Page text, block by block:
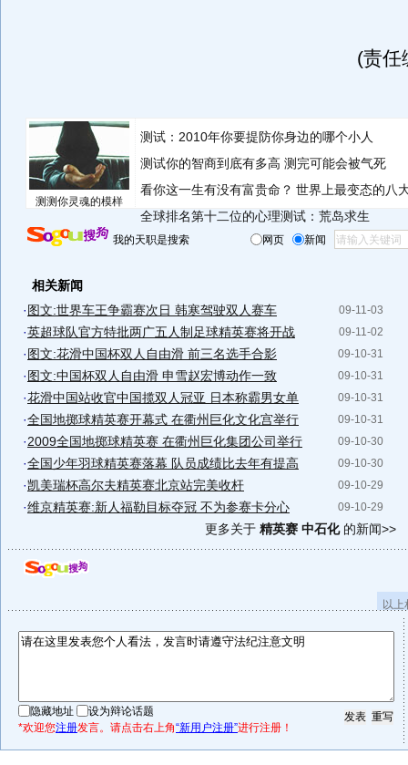
(责任
测测你灵魂的模样
测试：2010年你要提防你身边的哪个小人
测试你的智商到底有多高 测完可能会被气死
看你这一生有没有富贵命？ 世界上最变态的八
全球排名第十二位的心理测试：荒岛求生
我的天职是搜索 网页 新闻
相关新闻
09-11-03
· 图文:世界车王争霸赛次日 韩寒驾驶双人赛车
09-11-02
·英超球队官方特批两广五人制足球精英赛将开战
09-10-31
· 图文:花滑中国杯双人自由滑 前三名选手合影
09-10-31
· 图文:中国杯双人自由滑 申雪赵宏博动作一致
09-10-31
·花滑中国站收官中国揽双人冠亚 日本称霸男女单
09-10-31
·全国地掷球精英赛开幕式 在衢州巨化文化宫举行
09-10-30
·2009全国地掷球精英赛 在衢州巨化集团公司举行
09-10-30
·全国少年羽球精英赛落幕 队员成绩比去年有提高
09-10-29
·凯美瑞杯高尔夫精英赛北京站完美收杆
09-10-29
·维京精英赛:新人福勒目标夺冠 不为参赛卡分心
更多关于 精英赛 中石化的新闻>>
以
隐藏地址
设为辩论话题
*欢迎您注册发言。请点击右上角“新用户注册”进行注册！